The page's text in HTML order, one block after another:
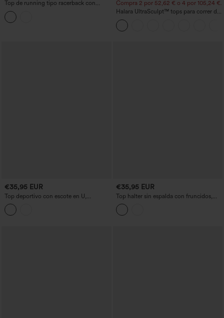
Top de running tipo racerback con
cordón en el bajo, sujetador integrado,
tacto fresco y secado rápido — UPF50+
Compra 2 por 52,62 € o 4 por 105,24 €.
Halara UltraSculpt™ tops para correr de
cuello redondo y espalda cruzada —
copas DD–F
€35,95 EUR
Top deportivo con escote en U,
sujetador integrado y espalda racerback
€35,95 EUR
Top halter sin espalda con fruncidos,
superposición de malla y sujetador
incorporado — top para resort